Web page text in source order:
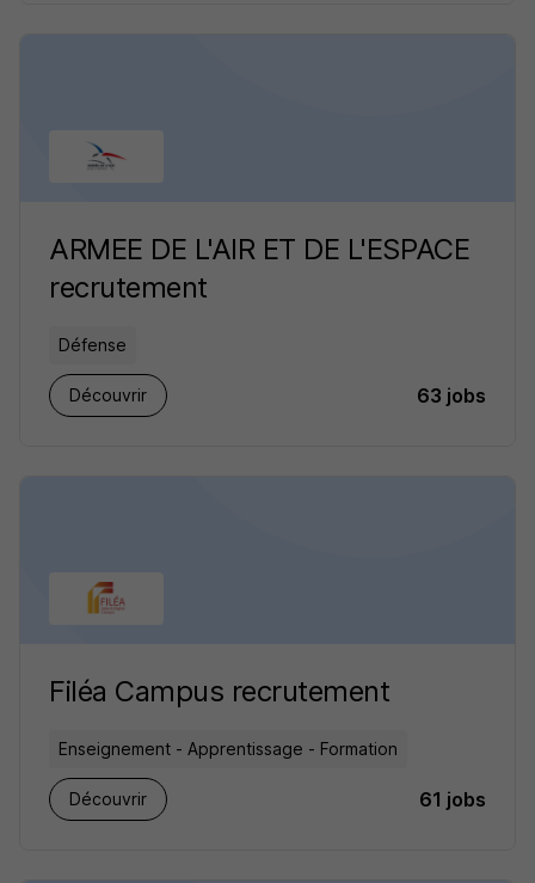
ARMEE DE L'AIR ET DE L'ESPACE
recrutement
Défense
Découvrir 63 jobs
Filéa Campus recrutement
Enseignement - Apprentissage - Formation
Découvrir 61 jobs